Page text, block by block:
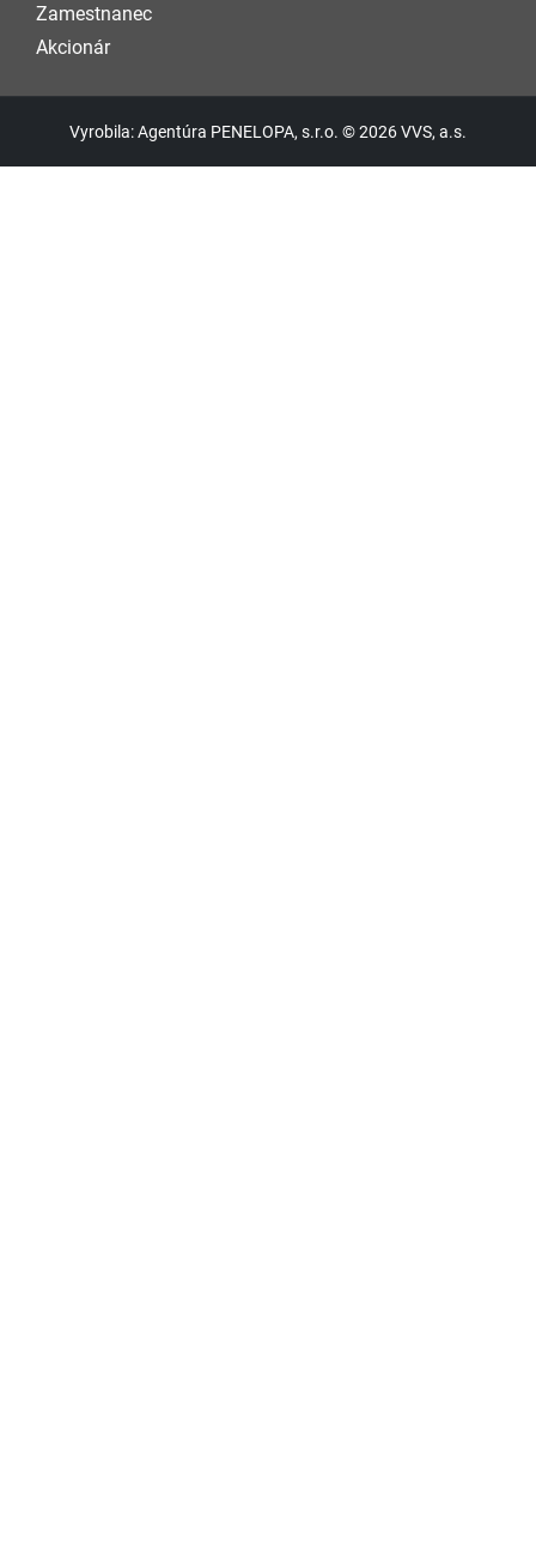
Zamestnanec
Akcionár
Vyrobila: Agentúra PENELOPA, s.r.o. © 2026 VVS, a.s.